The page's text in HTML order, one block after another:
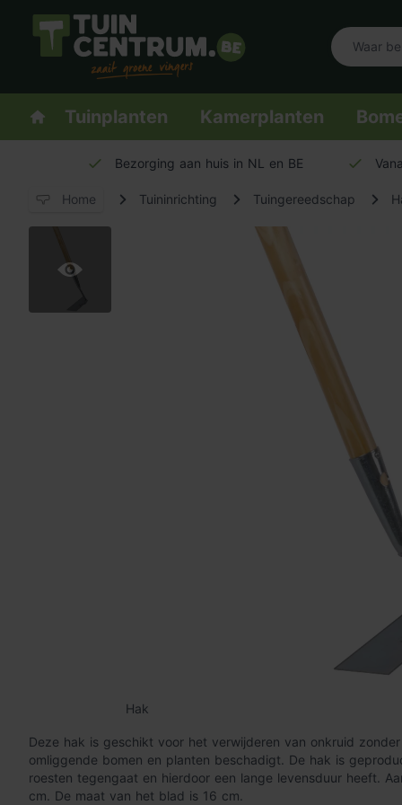
Logo Tuincentrum.be
Homepage
Tuinplanten Kamerplanten
Bezorging aan huis in NL en BE
Home Tuininrichting Tuingereedschap
Hak
Deze hak is geschikt voor het verwijderen van onkruid
omliggende bomen en planten beschadigt. De hak is
roesten tegengaat en hierdoor een lange levensduur heeft.
cm. De maat van het blad is 16 cm.